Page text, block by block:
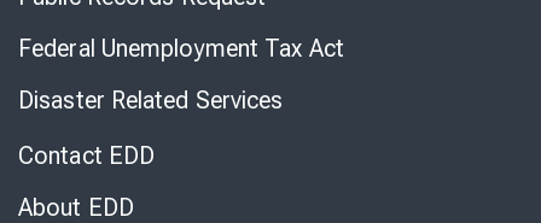
Federal Unemployment Tax Act
Disaster Related Services
Contact EDD
About EDD